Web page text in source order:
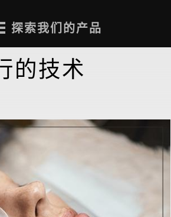
探索我们的产品
的技术